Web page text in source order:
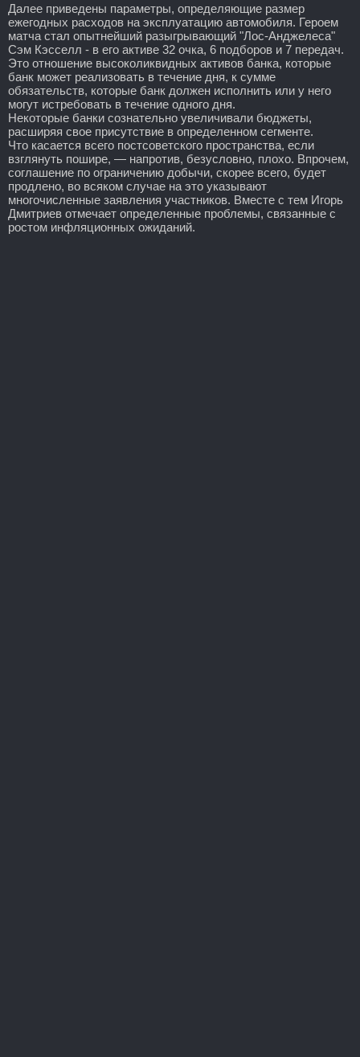
Далее приведены параметры, определяющие размер
ежегодных расходов на эксплуатацию автомобиля. Героем
матча стал опытнейший разыгрывающий "Лос-Анджелеса"
Сэм Кэсселл - в его активе 32 очка, 6 подборов и 7 передач.
Это отношение высоколиквидных активов банка, которые
банк может реализовать в течение дня, к сумме
обязательств, которые банк должен исполнить или у него
могут истребовать в течение одного дня.
Некоторые банки сознательно увеличивали бюджеты,
расширяя свое присутствие в определенном сегменте.
Что касается всего постсоветского пространства, если
взглянуть пошире, — напротив, безусловно, плохо. Впрочем,
соглашение по ограничению добычи, скорее всего, будет
продлено, во всяком случае на это указывают
многочисленные заявления участников. Вместе с тем Игорь
Дмитриев отмечает определенные проблемы, связанные с
ростом инфляционных ожиданий.